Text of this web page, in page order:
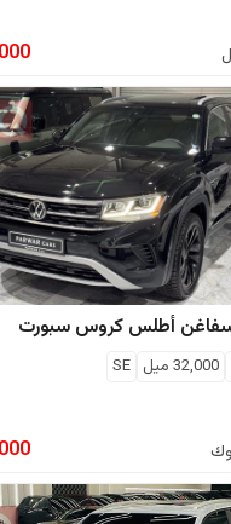
أطلس كروس سبورت
32,000 ميل SE